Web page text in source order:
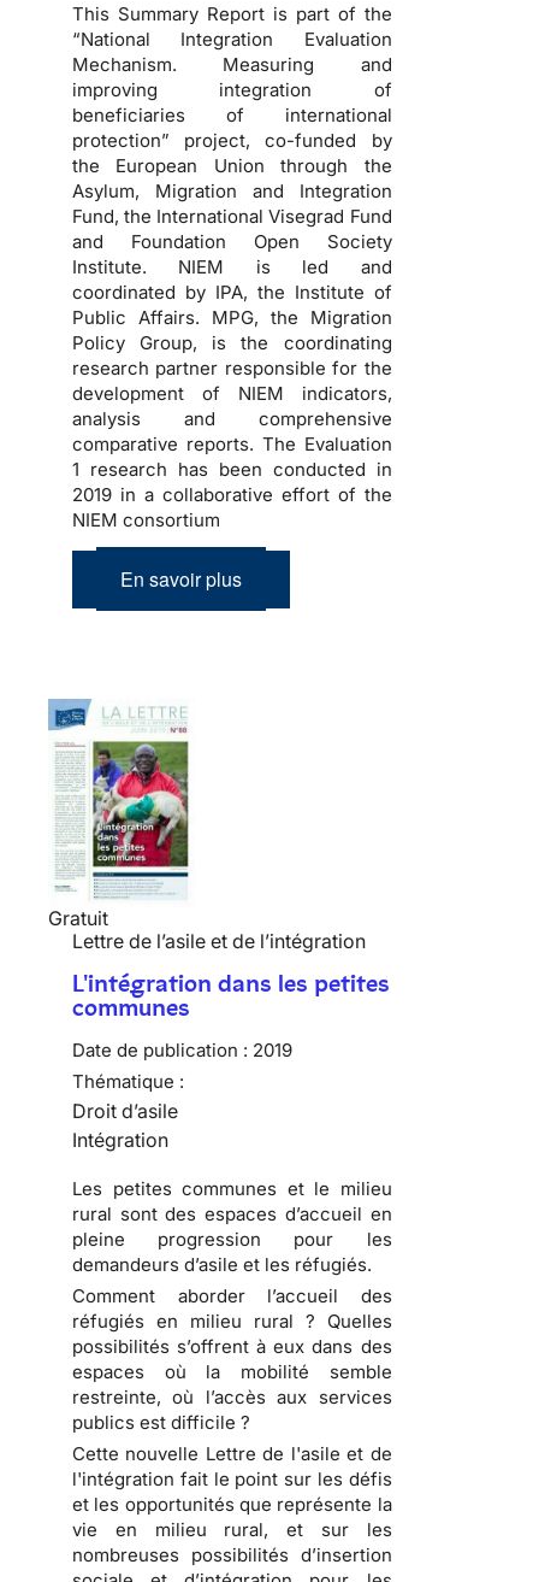
This Summary Report is part of the
“National Integration Evaluation
Mechanism. Measuring and
improving integration of
beneficiaries of international
protection” project, co-funded by
the European Union through the
Asylum, Migration and Integration
Fund, the International Visegrad Fund
and Foundation Open Society
Institute. NIEM is led and
coordinated by IPA, the Institute of
Public Affairs. MPG, the Migration
Policy Group, is the coordinating
research partner responsible for the
development of NIEM indicators,
analysis and comprehensive
comparative reports. The Evaluation
1 research has been conducted in
2019 in a collaborative effort of the
NIEM consortium
En savoir plus
Gratuit
Lettre de l’asile et de l’intégration
L'intégration dans les petites
communes
Date de publication : 2019
Thématique :
Droit d’asile
Intégration
Les petites communes et le milieu
rural sont des espaces d’accueil en
pleine progression pour les
demandeurs d’asile et les réfugiés.
Comment aborder l’accueil des
réfugiés en milieu rural ? Quelles
possibilités s’offrent à eux dans des
espaces où la mobilité semble
restreinte, où l’accès aux services
publics est difficile ?
Cette nouvelle Lettre de l'asile et de
l'intégration fait le point sur les défis
et les opportunités que représente la
vie en milieu rural, et sur les
nombreuses possibilités d’insertion